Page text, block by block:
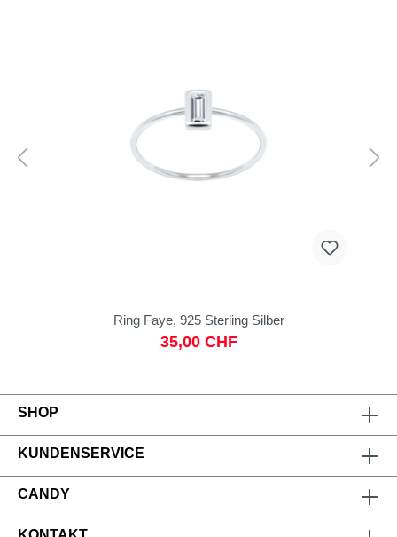
Ring Faye, 925 Sterling Silber
35,00 CHF
SHOP
KUNDENSERVICE
CANDY